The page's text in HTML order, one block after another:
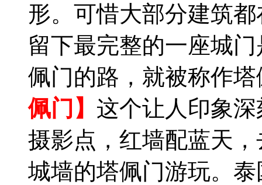
形。可惜大部分建筑
留下最完整的一座城
佩门的路，就被称作塔
佩门】 这个让人印象
摄影点，红墙配蓝天
城墙的塔佩门游玩。